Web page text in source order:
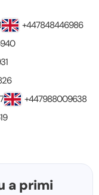
+447848446986
+447988009638
a primi